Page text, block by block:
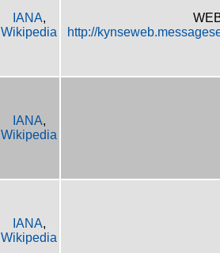
IANA,
Wikipedia
http://
IANA,
Wikipedia
IANA,
Wikipedia